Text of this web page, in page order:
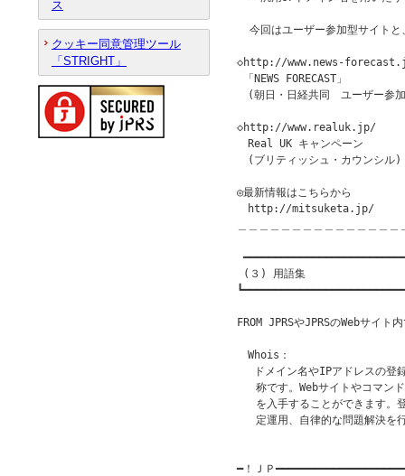
今回はユーザー参加型サイト
◇http://www.news-
「NEWS FORECAST」
(朝日・日経共同　ユーザー参
◇http://www.realuk.jp/
Real UK キャンペーン
(ブリティッシュ・カウンシル)
◎最新情報はこちらから
http://mitsuketa.jp/
(３) 用語集
FROM JPRSやJPRSのWebサイ
Whois：
ドメイン名やIPアドレスの登
称です。Webサイトやコマン
を入手することができます。
定運用、自律的な問題解決を
━！ＪＰ
ス
クッキー同意管理ツール
「STRIGHT」